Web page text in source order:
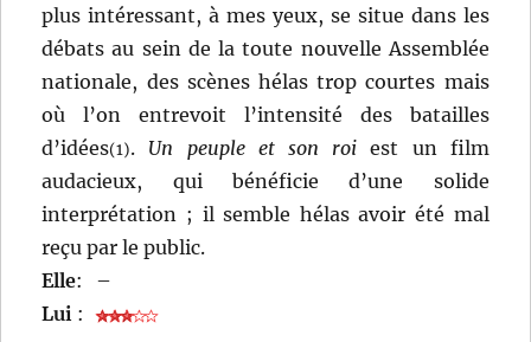
plus intéressant, à mes yeux, se situe dans les
débats au sein de la toute nouvelle Assemblée
nationale, des scènes hélas trop courtes mais
où l’on entrevoit l’intensité des batailles
d’idées(1). Un peuple et son roi est un film
audacieux, qui bénéficie d’une solide
interprétation ; il semble hélas avoir été mal
reçu par le public.
Elle:
–
Lui :